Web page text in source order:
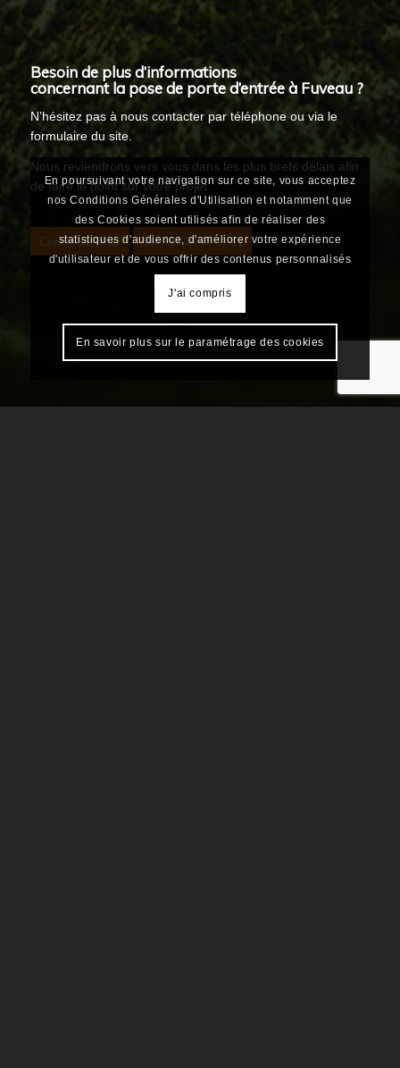
Besoin de plus d’informations
concernant la pose de porte d’entrée à Fuveau ?
N’hésitez pas à nous contacter par téléphone ou via le
formulaire du site.
Nous reviendrons vers vous dans les plus brefs délais afin
de faire le point sur votre projet.
Contactez-nous Tel : 04 94 78 11 11
En poursuivant votre navigation sur ce site, vous acceptez
nos Conditions Générales d'Utilisation et notamment que
des Cookies soient utilisés afin de réaliser des
statistiques d'audience, d'améliorer votre expérience
d'utilisateur et de vous offrir des contenus personnalisés
J'ai compris
En savoir plus sur le paramétrage des cookies